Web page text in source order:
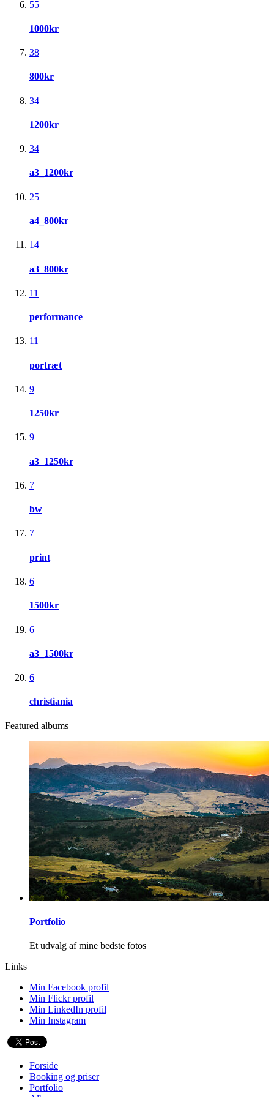
55
1000kr
38
800kr
34
1200kr
34
a3_1200kr
25
a4_800kr
14
a3_800kr
11
performance
11
portræt
9
1250kr
9
a3_1250kr
7
bw
7
print
6
1500kr
6
a3_1500kr
6
christiania
Featured albums
Portfolio
Et udvalg af mine bedste fotos
Links
Min Facebook profil
Min Flickr profil
Min LinkedIn profil
Min Instagram
Forside
Booking og priser
Portfolio